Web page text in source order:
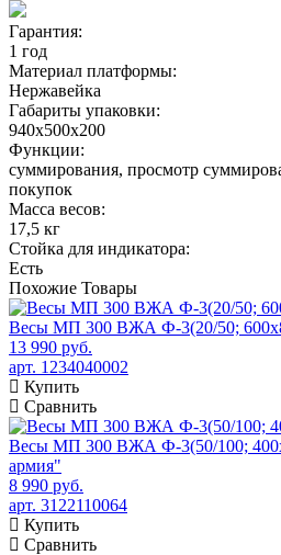
Гарантия:
1 год
Материал платформы:
Нержавейка
Габариты упаковки:
940х500х200
Функции:
суммирования, просмотр
покупок
Масса весов:
17,5 кг
Стойка для индикатора:
Есть
Похожие Товары
Весы МП 300 ВЖА Ф-3(20/50;
13 990 руб.
арт. 1234040002
Купить
Сравнить
Весы МП 300 ВЖА Ф-3(50/100;
армия"
8 990 руб.
арт. 3122110064
Купить
Сравнить